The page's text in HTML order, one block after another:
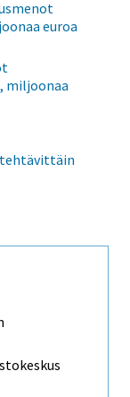
euroa
miljoonaa
tehtävittäin